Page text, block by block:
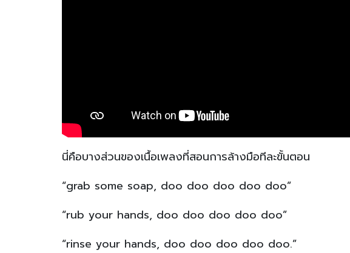
นี่คือบางส่วนของเนื้อเพลงที่สอนการล้างมือทีละขั้นตอน
“grab some soap, doo doo doo doo doo”
“rub your hands, doo doo doo doo doo”
“rinse your hands, doo doo doo doo doo.”